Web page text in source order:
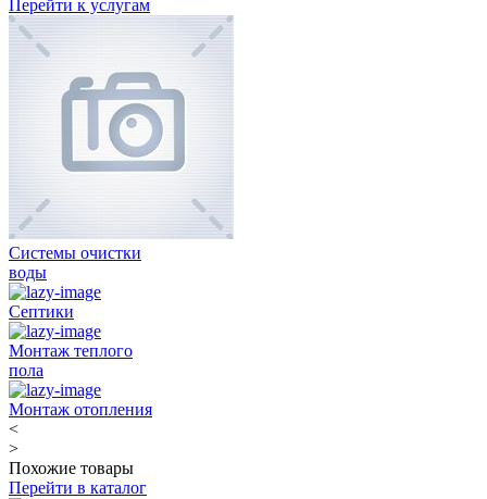
Перейти к услугам
Системы очистки
воды
Септики
Монтаж теплого
пола
Монтаж отопления
<
>
Похожие товары
Перейти в каталог